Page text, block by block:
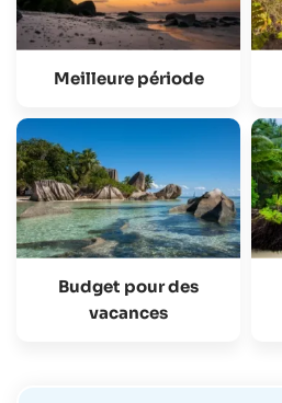
Meilleure période
Budget pour des
vacances